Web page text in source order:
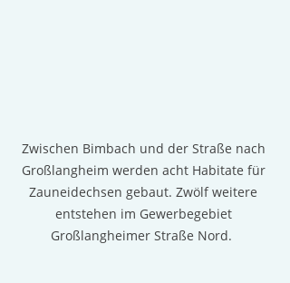
Zwischen Bimbach und der Straße nach
Großlangheim werden acht Habitate für
Zauneidechsen gebaut. Zwölf weitere
entstehen im Gewerbegebiet
Großlangheimer Straße Nord.